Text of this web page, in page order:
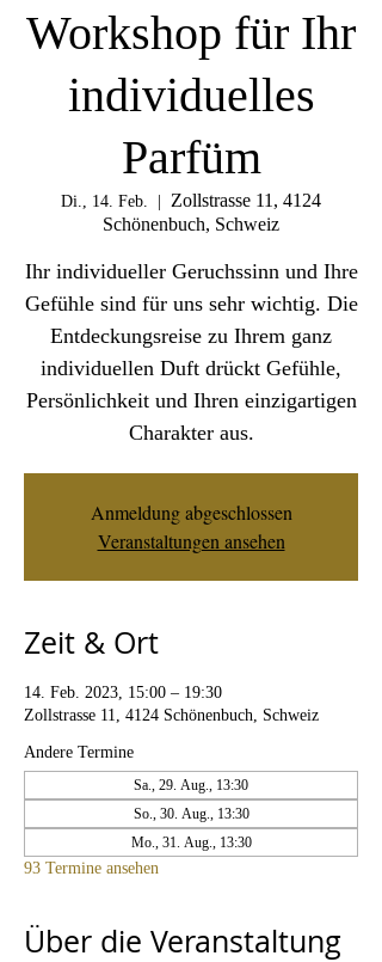
Workshop für Ihr
individuelles
Parfüm
Di., 14. Feb.
Zollstrasse 11, 4124
Schönenbuch, Schweiz
Ihr individueller Geruchssinn und Ihre
Gefühle sind für uns sehr wichtig. Die
Entdeckungsreise zu Ihrem ganz
individuellen Duft drückt Gefühle,
Persönlichkeit und Ihren einzigartigen
Charakter aus.
Anmeldung abgeschlossen
Veranstaltungen ansehen
Zeit & Ort
14. Feb. 2023, 15:00 – 19:30
Zollstrasse 11, 4124 Schönenbuch, Schweiz
Andere Termine
Sa., 29. Aug., 13:30
So., 30. Aug., 13:30
Mo., 31. Aug., 13:30
93 Termine ansehen
Über die Veranstaltung